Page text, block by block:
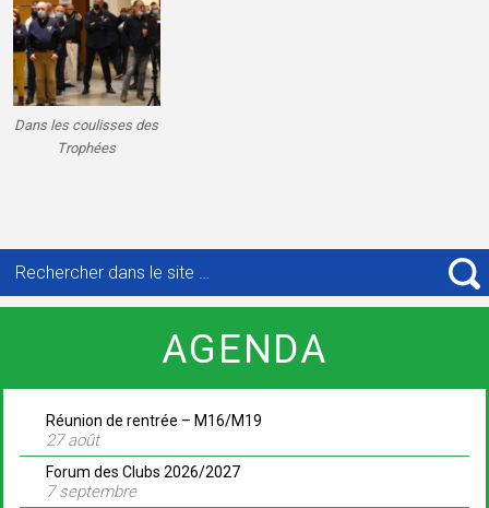
Dans les coulisses des
Trophées
pour
:
AGENDA
Réunion de rentrée – M16/M19
27 août
Forum des Clubs 2026/2027
7 septembre